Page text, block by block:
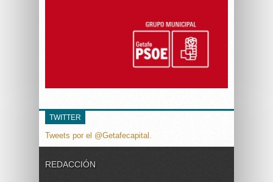
TWITTER
Tweets por el @Getafecapital.
REDACCIÓN